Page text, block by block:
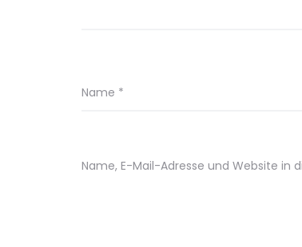
Name *
Name, E-Mail-Adresse und Website